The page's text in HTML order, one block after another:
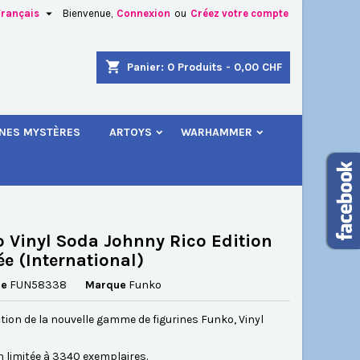
Bienvenue, Connexion ou Créez votre compte

shopping_cart Panier: 0 Produits - 0,00 CHF
MYSTÈRES ARTOYS WARHAMMER
Vinyl Soda Johnny Rico Edition
(International)
FUN58338 Marque Funko
de la nouvelle gamme de figurines Funko, Vinyl
limitée à 3340 exemplaires.